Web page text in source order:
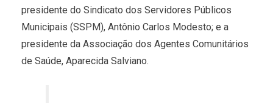
presidente do Sindicato dos Servidores Públicos
Municipais (SSPM), Antônio Carlos Modesto; e a
presidente da Associação dos Agentes Comunitários
de Saúde, Aparecida Salviano.